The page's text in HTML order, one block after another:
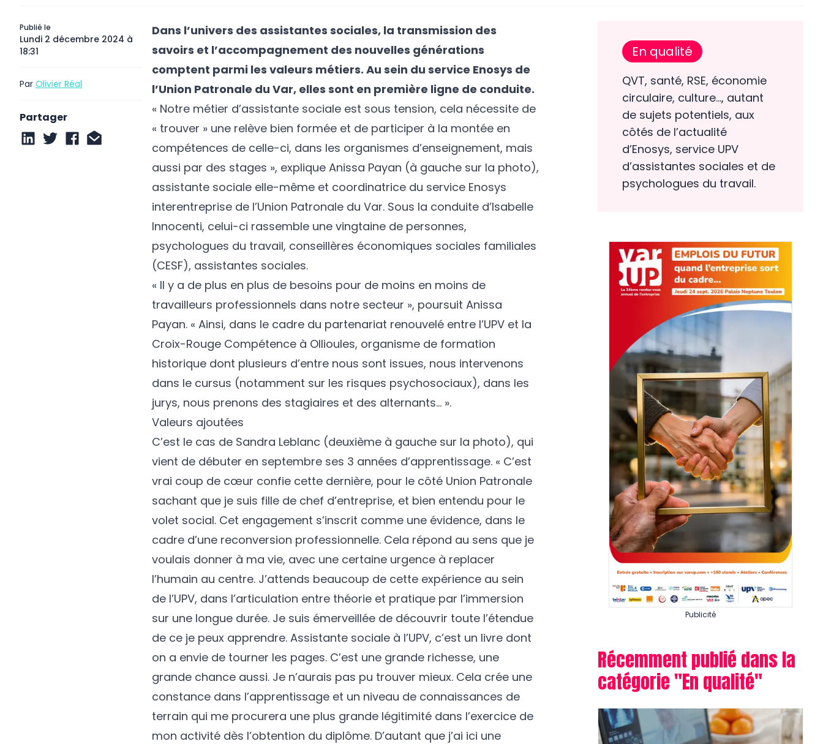
Publié le
Lundi 2 décembre 2024 à
18:31
Par Olivier Réal
Partager
Dans l’univers des assistantes sociales, la transmission des
savoirs et l’accompagnement des nouvelles générations
comptent parmi les valeurs métiers. Au sein du service Enosys de
l’Union Patronale du Var, elles sont en première ligne de conduite.
« Notre métier d’assistante sociale est sous tension, cela nécessite de
« trouver » une relève bien formée et de participer à la montée en
compétences de celle-ci, dans les organismes d’enseignement, mais
aussi par des stages », explique Anissa Payan (à gauche sur la photo),
assistante sociale elle-même et coordinatrice du service Enosys
interentreprise de l’Union Patronale du Var. Sous la conduite d’Isabelle
Innocenti, celui-ci rassemble une vingtaine de personnes,
psychologues du travail, conseillères économiques sociales familiales
(CESF), assistantes sociales.
« Il y a de plus en plus de besoins pour de moins en moins de
travailleurs professionnels dans notre secteur », poursuit Anissa
Payan. « Ainsi, dans le cadre du partenariat renouvelé entre l’UPV et la
Croix-Rouge Compétence à Ollioules, organisme de formation
historique dont plusieurs d’entre nous sont issues, nous intervenons
dans le cursus (notamment sur les risques psychosociaux), dans les
jurys, nous prenons des stagiaires et des alternants… ».
Valeurs ajoutées
C’est le cas de Sandra Leblanc (deuxième à gauche sur la photo), qui
vient de débuter en septembre ses 3 années d’apprentissage. « C’est
vrai coup de cœur confie cette dernière, pour le côté Union Patronale
sachant que je suis fille de chef d’entreprise, et bien entendu pour le
volet social. Cet engagement s’inscrit comme une évidence, dans le
cadre d’une reconversion professionnelle. Cela répond au sens que je
voulais donner à ma vie, avec une certaine urgence à replacer
l’humain au centre. J’attends beaucoup de cette expérience au sein
de l’UPV, dans l’articulation entre théorie et pratique par l’immersion
sur une longue durée. Je suis émerveillée de découvrir toute l’étendue
de ce je peux apprendre. Assistante sociale à l’UPV, c’est un livre dont
on a envie de tourner les pages. C’est une grande richesse, une
grande chance aussi. Je n’aurais pas pu trouver mieux. Cela crée une
constance dans l’apprentissage et un niveau de connaissances de
terrain qui me procurera une plus grande légitimité dans l’exercice de
mon activité dès l’obtention du diplôme. D’autant que j’ai ici une
En qualité
QVT, santé, RSE, économie
circulaire, culture…, autant
de sujets potentiels, aux
côtés de l’actualité
d’Enosys, service UPV
d’assistantes sociales et de
psychologues du travail.
Publicité
Récemment publié dans la
catégorie "En qualité"